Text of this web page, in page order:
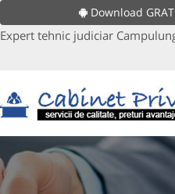
Download
Expert tehnic judiciar